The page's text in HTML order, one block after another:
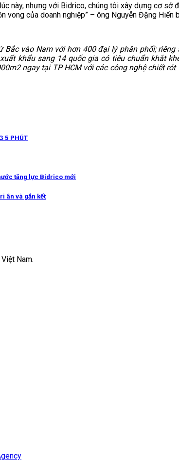
này, nhưng với Bidrico, chúng tôi xây dựng cơ
của doanh nghiệp” – ông Nguyễn Đặng Hiến
vào Nam với hơn 400 đại lý phân phối;
khẩu sang 14 quốc gia có tiêu chuẩn khắt
ngay tại TP HCM với các công nghệ chiết
5 PHÚT
tăng lực Bidrico mới
ân và gắn kết
Nam.